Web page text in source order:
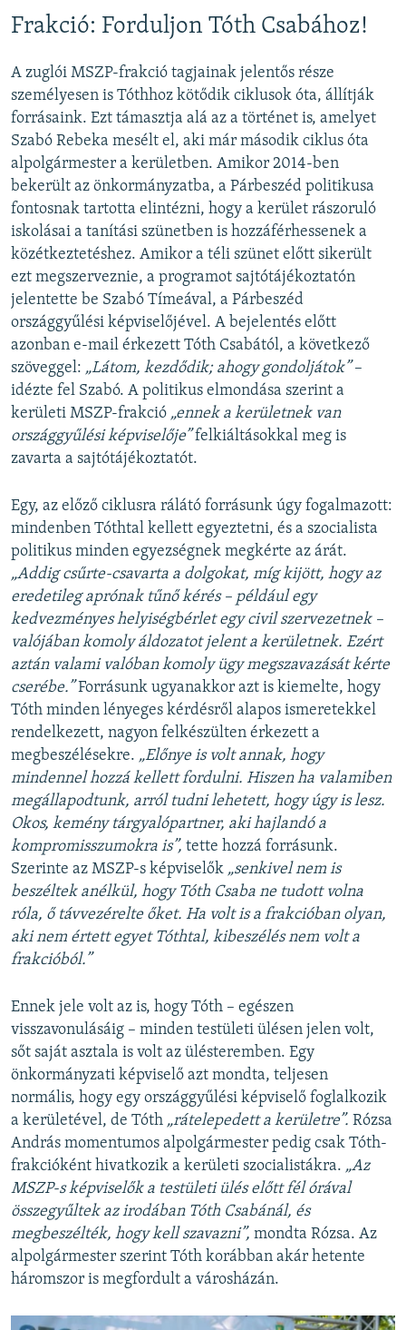
Frakció: Forduljon Tóth Csabához!
A zuglói MSZP-frakció tagjainak jelentős része
személyesen is Tóthhoz kötődik ciklusok óta, állítják
forrásaink. Ezt támasztja alá az a történet is, amelyet
Szabó Rebeka mesélt el, aki már második ciklus óta
alpolgármester a kerületben. Amikor 2014-ben
bekerült az önkormányzatba, a Párbeszéd politikusa
fontosnak tartotta elintézni, hogy a kerület rászoruló
iskolásai a tanítási szünetben is hozzáférhessenek a
közétkeztetéshez. Amikor a téli szünet előtt sikerült
ezt megszerveznie, a programot sajtótájékoztatón
jelentette be Szabó Tímeával, a Párbeszéd
országgyűlési képviselőjével. A bejelentés előtt
azonban e-mail érkezett Tóth Csabától, a következő
szöveggel: „Látom, kezdődik; ahogy gondoljátok”–
idézte fel Szabó. A politikus elmondása szerint a
kerületi MSZP-frakció „ennek a kerületnek van
országgyűlési képviselője”felkiáltásokkal meg is
zavarta a sajtótájékoztatót.
Egy, az előző ciklusra rálátó forrásunk úgy fogalmazott:
mindenben Tóthtal kellett egyeztetni, és a szocialista
politikus minden egyezségnek megkérte az árát.
„Addig csűrte-csavarta a dolgokat, míg kijött, hogy az
eredetileg aprónak tűnő kérés – például egy
kedvezményes helyiségbérlet egy civil szervezetnek –
valójában komoly áldozatot jelent a kerületnek. Ezért
aztán valami valóban komoly ügy megszavazását kérte
cserébe.”Forrásunk ugyanakkor azt is kiemelte, hogy
Tóth minden lényeges kérdésről alapos ismeretekkel
rendelkezett, nagyon felkészülten érkezett a
megbeszélésekre. „Előnye is volt annak, hogy
mindennel hozzá kellett fordulni. Hiszen ha valamiben
megállapodtunk, arról tudni lehetett, hogy úgy is lesz.
Okos, kemény tárgyalópartner, aki hajlandó a
kompromisszumokra is”, tette hozzá forrásunk.
Szerinte az MSZP-s képviselők „senkivel nem is
beszéltek anélkül, hogy Tóth Csaba ne tudott volna
róla, ő távvezérelte őket. Ha volt is a frakcióban olyan,
aki nem értett egyet Tóthtal, kibeszélés nem volt a
frakcióból.”
Ennek jele volt az is, hogy Tóth – egészen
visszavonulásáig – minden testületi ülésen jelen volt,
sőt saját asztala is volt az ülésteremben. Egy
önkormányzati képviselő azt mondta, teljesen
normális, hogy egy országgyűlési képviselő foglalkozik
a kerületével, de Tóth „rátelepedett a kerületre”. Rózsa
András momentumos alpolgármester pedig csak Tóth-
frakcióként hivatkozik a kerületi szocialistákra. „Az
MSZP-s képviselők a testületi ülés előtt fél órával
összegyűltek az irodában Tóth Csabánál, és
megbeszélték, hogy kell szavazni”, mondta Rózsa. Az
alpolgármester szerint Tóth korábban akár hetente
háromszor is megfordult a városházán.